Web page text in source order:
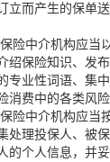
立而产生的保单
险中介机构应当
绍保险知识、发
专业性词语、集
消费中的各类风险
险中介机构应当
处理投保人、被
的个人信息，并